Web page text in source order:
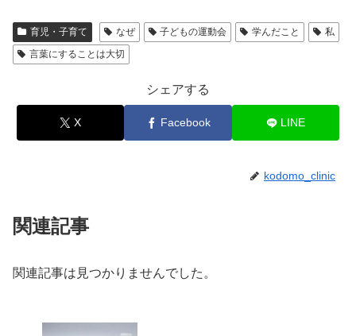
育児・子育て なぜ 子どもの運動会 学んだこと
私
言葉にすることは大切
シェアする
X Facebook LINE
kodomo_clinic
関連記事
関連記事は見つかりませんでした。